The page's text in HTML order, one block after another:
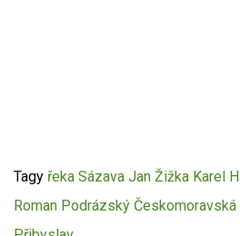
Tagy řeka Sázava Jan Žižka Karel
Roman Podrázský Českomoravská